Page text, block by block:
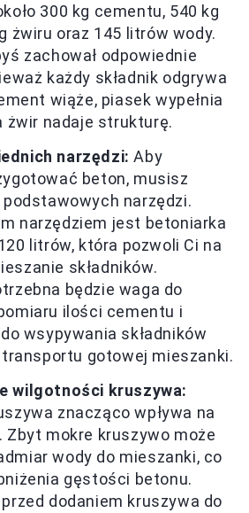
300 kg cementu, 540 kg
żwiru oraz 145 litrów wody.
zachował odpowiednie
każdy składnik odgrywa
wiąże, piasek wypełnia
żwir nadaje strukturę.
narzędzi: Aby
beton, musisz
narzędzi.
narzędziem jest betoniarka
litrów, która pozwoli Ci na
składników.
będzie waga do
ilości cementu i
wsypywania składników
gotowej mieszanki.
wilgotności kruszywa:
znacząco wpływa na
Zbyt mokre kruszywo może
wody do mieszanki, co
gęstości betonu.
dodaniem kruszywa do